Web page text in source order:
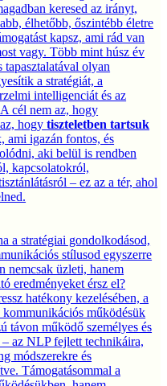
keresed az irányt,
élhetőbb, őszintébb életre
kapsz, ami rád van
vagy. Több mint húsz év
tapasztalatával olyan
a stratégiát, a
intelligenciát és az
cél nem az, hogy
hogytiszteletben tartsuk
ami igazán fontos, és
aki belül is rendben
kapcsolatokról,
– ez az a tér, ahol
a stratégiai gondolkodásod,
stílusod egyszerre
nemcsak üzleti, hanem
eredményeket érsz el?
hatékony kezelésében, a
kommunikációs működésük
távon működő személyes és
az NLP fejlett technikáira,
módszerekre és
Támogatásommal a